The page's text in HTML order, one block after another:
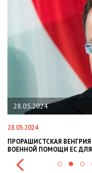
КРУПНЫЙ ПАКЕТ